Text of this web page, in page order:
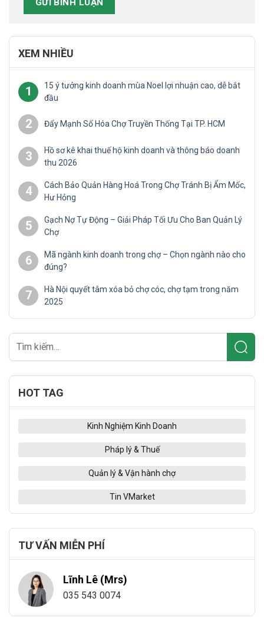
XEM NHIỀU
1
15 ý tưởng kinh doanh mùa Noel lợi nhuận cao, dễ bắt
đầu
2 Đẩy Mạnh Số Hóa Chợ Truyền Thống Tại TP. HCM
3
Hồ sơ kê khai thuế hộ kinh doanh và thông báo doanh
thu 2026
4
Cách Bảo Quản Hàng Hoá Trong Chợ Tránh Bị Ẩm Mốc,
Hư Hỏng
5
Gạch Nợ Tự Động – Giải Pháp Tối Ưu Cho Ban Quản Lý
Chợ
6
Mã ngành kinh doanh trong chợ – Chọn ngành nào cho
đúng?
7
Hà Nội quyết tâm xóa bỏ chợ cóc, chợ tạm trong năm
2025
HOT TAG
Kinh Nghiệm Kinh Doanh
Pháp lý & Thuế
Quản lý & Vận hành chợ
Tin VMarket
TƯ VẤN MIỄN PHÍ
Lĩnh Lê (Mrs)
035 543 0074